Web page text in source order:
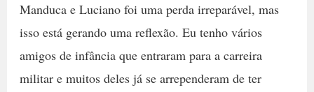
Manduca e Luciano foi uma perda irreparável, mas
isso está gerando uma reflexão. Eu tenho vários
amigos de infância que entraram para a carreira
militar e muitos deles já se arrependeram de ter